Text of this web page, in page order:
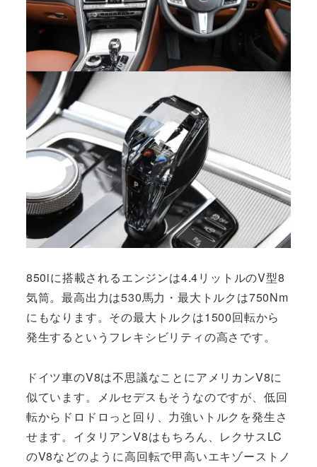
850iに搭載されるエンジンは4.4リットルのV型8
気筒。最高出力は530馬力・最大トルクは750Nm
にもなります。その最大トルクは1500回転から
発生するというフレキシビリティの高さです。
ドイツ車のV8は不思議なことにアメリカンV8に
似ています。メルセデスもそうなのですが、低回
転からドロドロっと回り、力強いトルクを発生さ
せます。イタリアンV8はもちろん、レクサスLC
のV8などのように高回転で甲高いエキゾーストノ